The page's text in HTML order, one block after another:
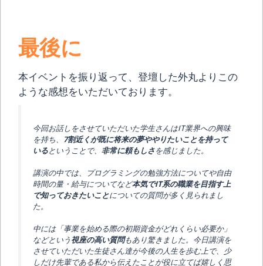
最後に
本イベントを振り返って、登壇した外丸よりこの
ような感想をいただいております。
今回お話しをさせていただいた学生さんはIT業界への興味
を持ち、
7割近くが既に将来の夢ややりたいことを持って
いるということで、 非常に頼もしさを感じました。
講演の中では、プログラミングの勉強方法についてや自由
時間の量・給与についてなど本気でIT系の職業を目指す上
で知っておきたいことについての質問が多く見られまし
た。
中には「事業を始める際の初期資金がどれくらい必要か」
などという 視座の高い質問もあり驚きました。今日講演を
させていただいた生徒さん達が今後の人生を歩む上で、少
しだけ先輩である私から伝えたことが役に立てば嬉しく思